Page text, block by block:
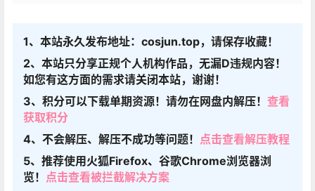
1、本站永久发布地址：cosjun.top，请保存收藏！
2、本站只分享正规个人机构作品，无漏D违规内容！
如您有这方面的需求请关闭本站，谢谢！
3、积分可以下载单期资源！请勿在网盘内解压！ 查看
获取积分
4、不会解压、解压不成功等问题！ 点击查看解压教程
5、推荐使用火狐Firefox、谷歌Chrome浏览器浏
览！ 点击查看被拦截解决方案